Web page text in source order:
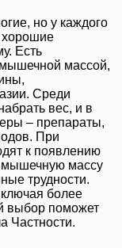
но у каждого
хорошие
Есть
массой,
Среди
вес, и в
– препараты,
При
к появлению
мышечную массу
трудности.
более
выбор поможет
Частности.